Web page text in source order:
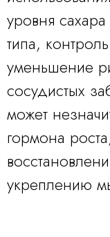
уровня
типа,
уменьшение
сосудистых
может
гормона
укреплению